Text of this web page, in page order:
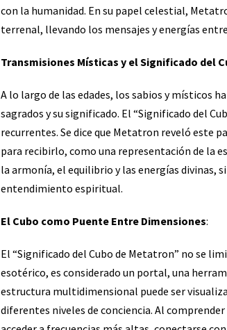
con la humanidad. En su papel celestial,
terrenal, llevando los mensajes y energías
Transmisiones Místicas y el Significado del
A lo largo de las edades, los sabios y místicos
sagrados y su significado. El “Significado del
recurrentes. Se dice que Metatron reveló este
para recibirlo, como una representación de la
la armonía, el equilibrio y las energías divinas,
entendimiento espiritual.
El Cubo como Puente Entre Dimensiones:
El “Significado del Cubo de Metatron” no se
esotérico, es considerado un portal, una
estructura multidimensional puede ser
diferentes niveles de conciencia. Al